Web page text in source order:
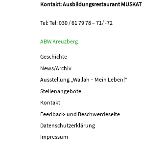
Kontakt: Ausbildungsrestaurant MUSKAT
Tel: Tel: 030 / 61 79 78 – 71/ -72
ABW Kreuzberg
Geschichte
News/Archiv
Ausstellung „Wallah – Mein Leben!“
Stellenangebote
Kontakt
Feedback- und Beschwerdeseite
Datenschutzerklärung
Impressum